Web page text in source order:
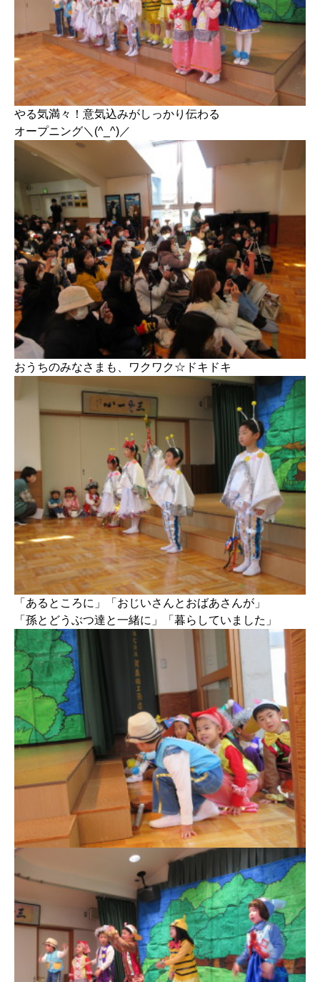
やる気満々！意気込みがしっかり伝わる
オープニング＼(^_^)／
おうちのみなさまも、ワクワク☆ドキドキ
「あるところに」「おじいさんとおばあさんが」
「孫とどうぶつ達と一緒に」「暮らしていました」